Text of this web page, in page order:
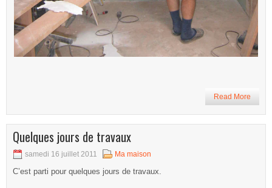
Read More
Quelques jours de travaux
samedi 16 juillet 2011 Ma maison
C’est parti pour quelques jours de travaux.